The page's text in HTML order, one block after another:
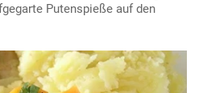
Putenspieße auf den